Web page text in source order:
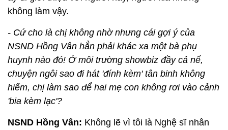
không làm vậy.
- Cứ cho là chị không nhờ nhưng cái gợi ý của
NSND Hồng Vân hẳn phải khác xa một bà phụ
huynh nào đó! Ở môi trường showbiz đầy cả nể,
chuyện ngôi sao đi hát 'đính kèm' tân binh không
hiếm, chị làm sao để hai mẹ con không rơi vào cảnh
'bia kèm lạc'?
NSND Hồng Vân: Không lẽ vì tôi là Nghệ sĩ nhân